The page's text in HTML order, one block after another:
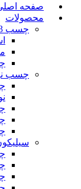
صفحه
محصولات
چسب 123
چسب